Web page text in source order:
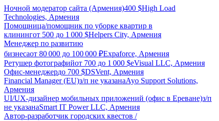
Ночной модератор сайта (Армения)400 $High Load
Technologies, Армения
Помощница/помощник по уборке квартир в
клинингот 500 до 1 000 $Helpers City, Армения
Менеджер по развитию
бизнесаот 80 000 до 100 000 ₽Expaforce, Армения
Ретушер фотографийот 700 до 1 000 $eVisual LLC, Армения
Офис-менеджердо 700 $DSVent, Армения
Financial Manager (EU)з/п не указанаAyo Support Solutions,
Армения
UI/UX-дизайнер мобильных приложений (офис в Ереване)з/п
не указанаSmart IT Power LLC, Армения
Автор-разработчик городских квестов /